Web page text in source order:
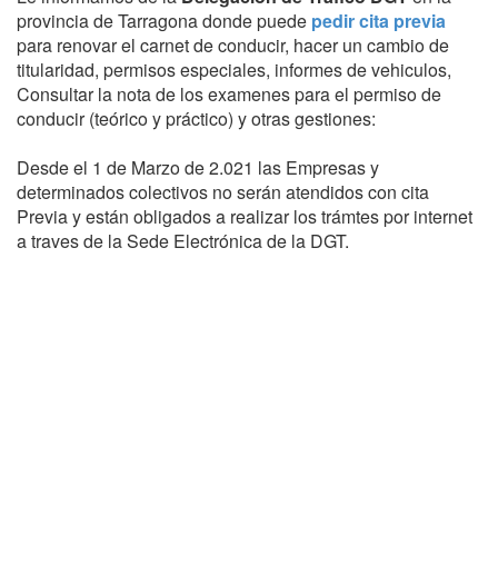
provincia de Tarragona donde puede pedir cita previa
para renovar el carnet de conducir, hacer un cambio de
titularidad, permisos especiales, informes de vehiculos,
Consultar la nota de los examenes para el permiso de
conducir (teórico y práctico) y otras gestiones:
Desde el 1 de Marzo de 2.021 las Empresas y
determinados colectivos no serán atendidos con cita
Previa y están obligados a realizar los trámtes por internet
a traves de la Sede Electrónica de la DGT.